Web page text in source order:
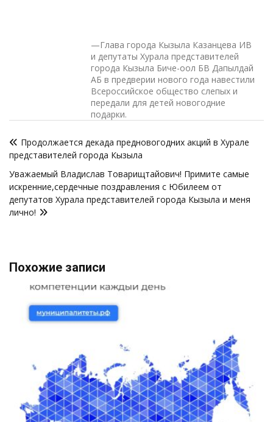
—Глава города Кызыла Казанцева ИВ
и депутаты Хурала представителей
города Кызыла Биче-оол БВ Дапылдай
АБ в предверии нового года навестили
Всероссийское общество слепых и
передали для детей новогодние
подарки.
по
записям
Продолжается декада предновогодних акций в Хурале
представителей города Кызыла
Уважаемый Владислав Товарищтайович! Примите самые
искренние,сердечные поздравления с Юбилеем от
депутатов Хурала представителей города Кызыла и меня
лично!
Похожие записи